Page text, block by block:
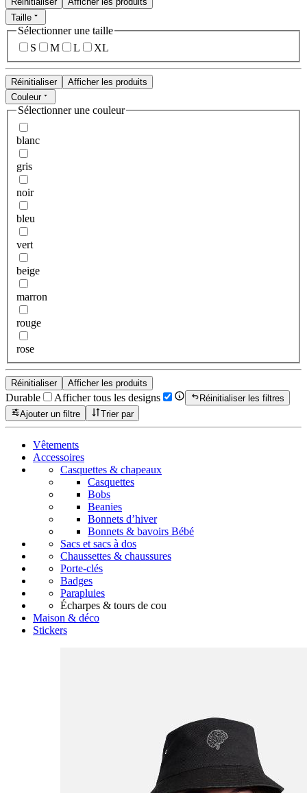
Taille
Sélectionner une taille
S
M L XL
Réinitialiser
Afficher les produits
Couleur
Sélectionner une couleur
blanc
gris
noir
bleu
vert
beige
marron
rouge
rose
Réinitialiser Afficher les produits
Durable Afficher tous les designs
Réinitialiser les filtres
Ajouter un filtre
Trier par
Vêtements
Accessoires
Casquettes & chapeaux
Casquettes
Bobs
Beanies
Bonnets d’hiver
Bonnets & bavoirs Bébé
Sacs et sacs à dos
Chaussettes & chaussures
Porte-clés
Badges
Parapluies
Écharpes & tours de cou
Maison & déco
Stickers